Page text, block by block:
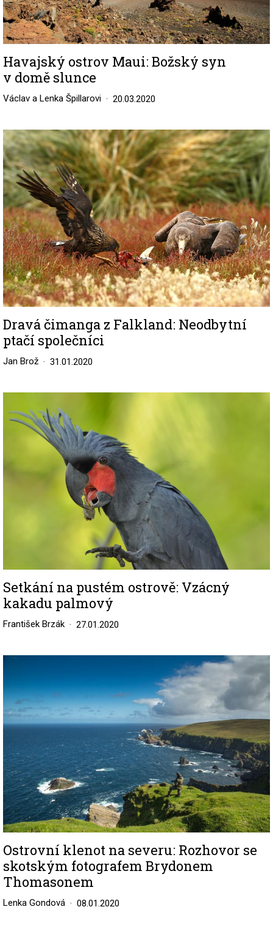
Havajský ostrov Maui: Božský syn
v domě slunce
Václav a Lenka Špillarovi 20.03.2020
Image
Dravá čimanga z Falkland: Neodbytní
ptačí společníci
Jan Brož 31.01.2020
Setkání na pustém ostrově: Vzácný
kakadu palmový
František Brzák 27.01.2020
Ostrovní klenot na severu: Rozhovor se
skotským fotografem Brydonem
Thomasonem
Lenka Gondová 08.01.2020